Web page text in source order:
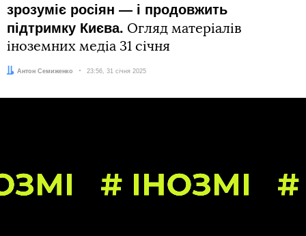
зрозуміє росіян ― і продовжить
підтримку Києва. Огляд матеріалів
іноземних медіа 31 січня
Автор:
Антон Семиженко Дата:
23:56, 31 січня 2025